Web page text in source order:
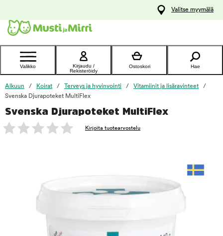
Ota yhteyttä
asiakaspalveluun
Valitse myymälä
Valikko
Kirjaudu /
Rekisteröidy
Ostoskori Hae
Alkuun Koirat Terveys ja hyvinvointi
Vitamiinit ja lisäravinteet
Svenska Djurapoteket MultiFlex
Svenska Djurapoteket MultiFlex
Kirjoita tuotearvostelu
foo